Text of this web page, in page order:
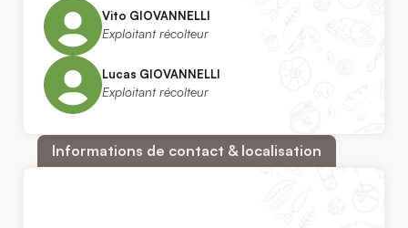
Vito GIOVANNELLI
Exploitant récolteur
Lucas GIOVANNELLI
Exploitant récolteur
Informations de contact & localisation